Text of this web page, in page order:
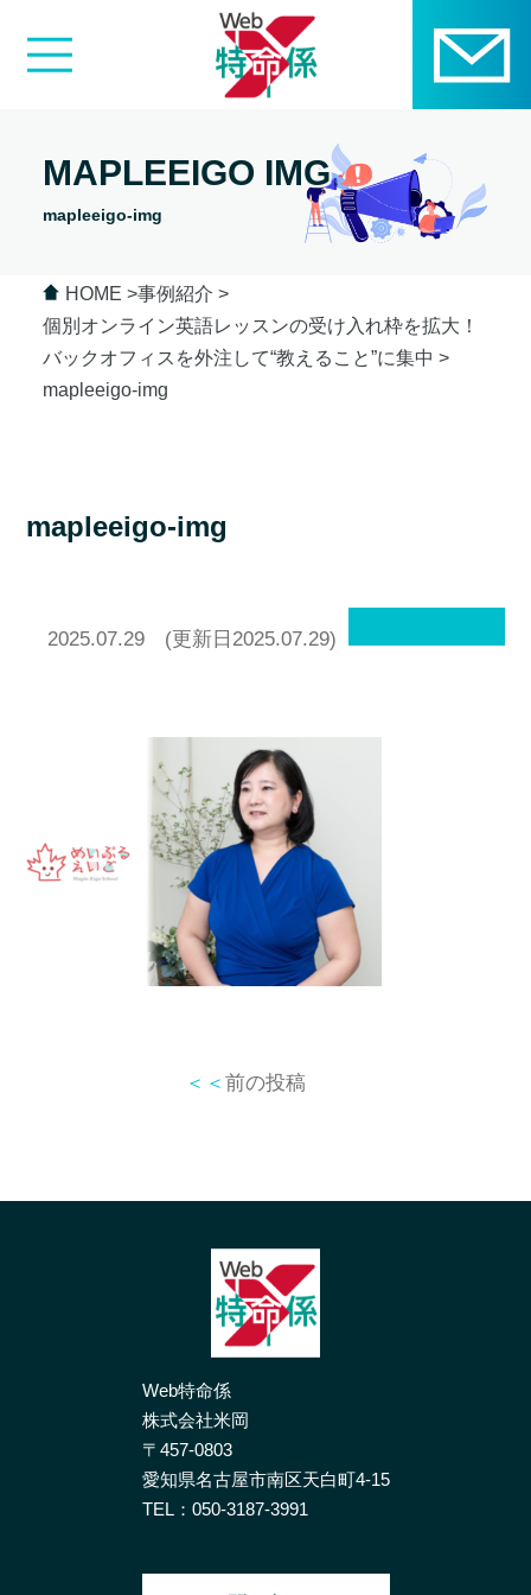
MAPLEEIGO IMG
mapleeigo-img
HOME
事例紹介
個別オンライン英語レッスンの受け入れ枠を拡大！
バックオフィスを外注して“教えること”に集中
mapleeigo-img
mapleeigo-img
2025.07.29(更新日2025.07.29)
＜＜ 前の投稿
Web特命係
株式会社米岡
〒457-0803
愛知県名古屋市南区天白町4-15
TEL： 050-3187-3991